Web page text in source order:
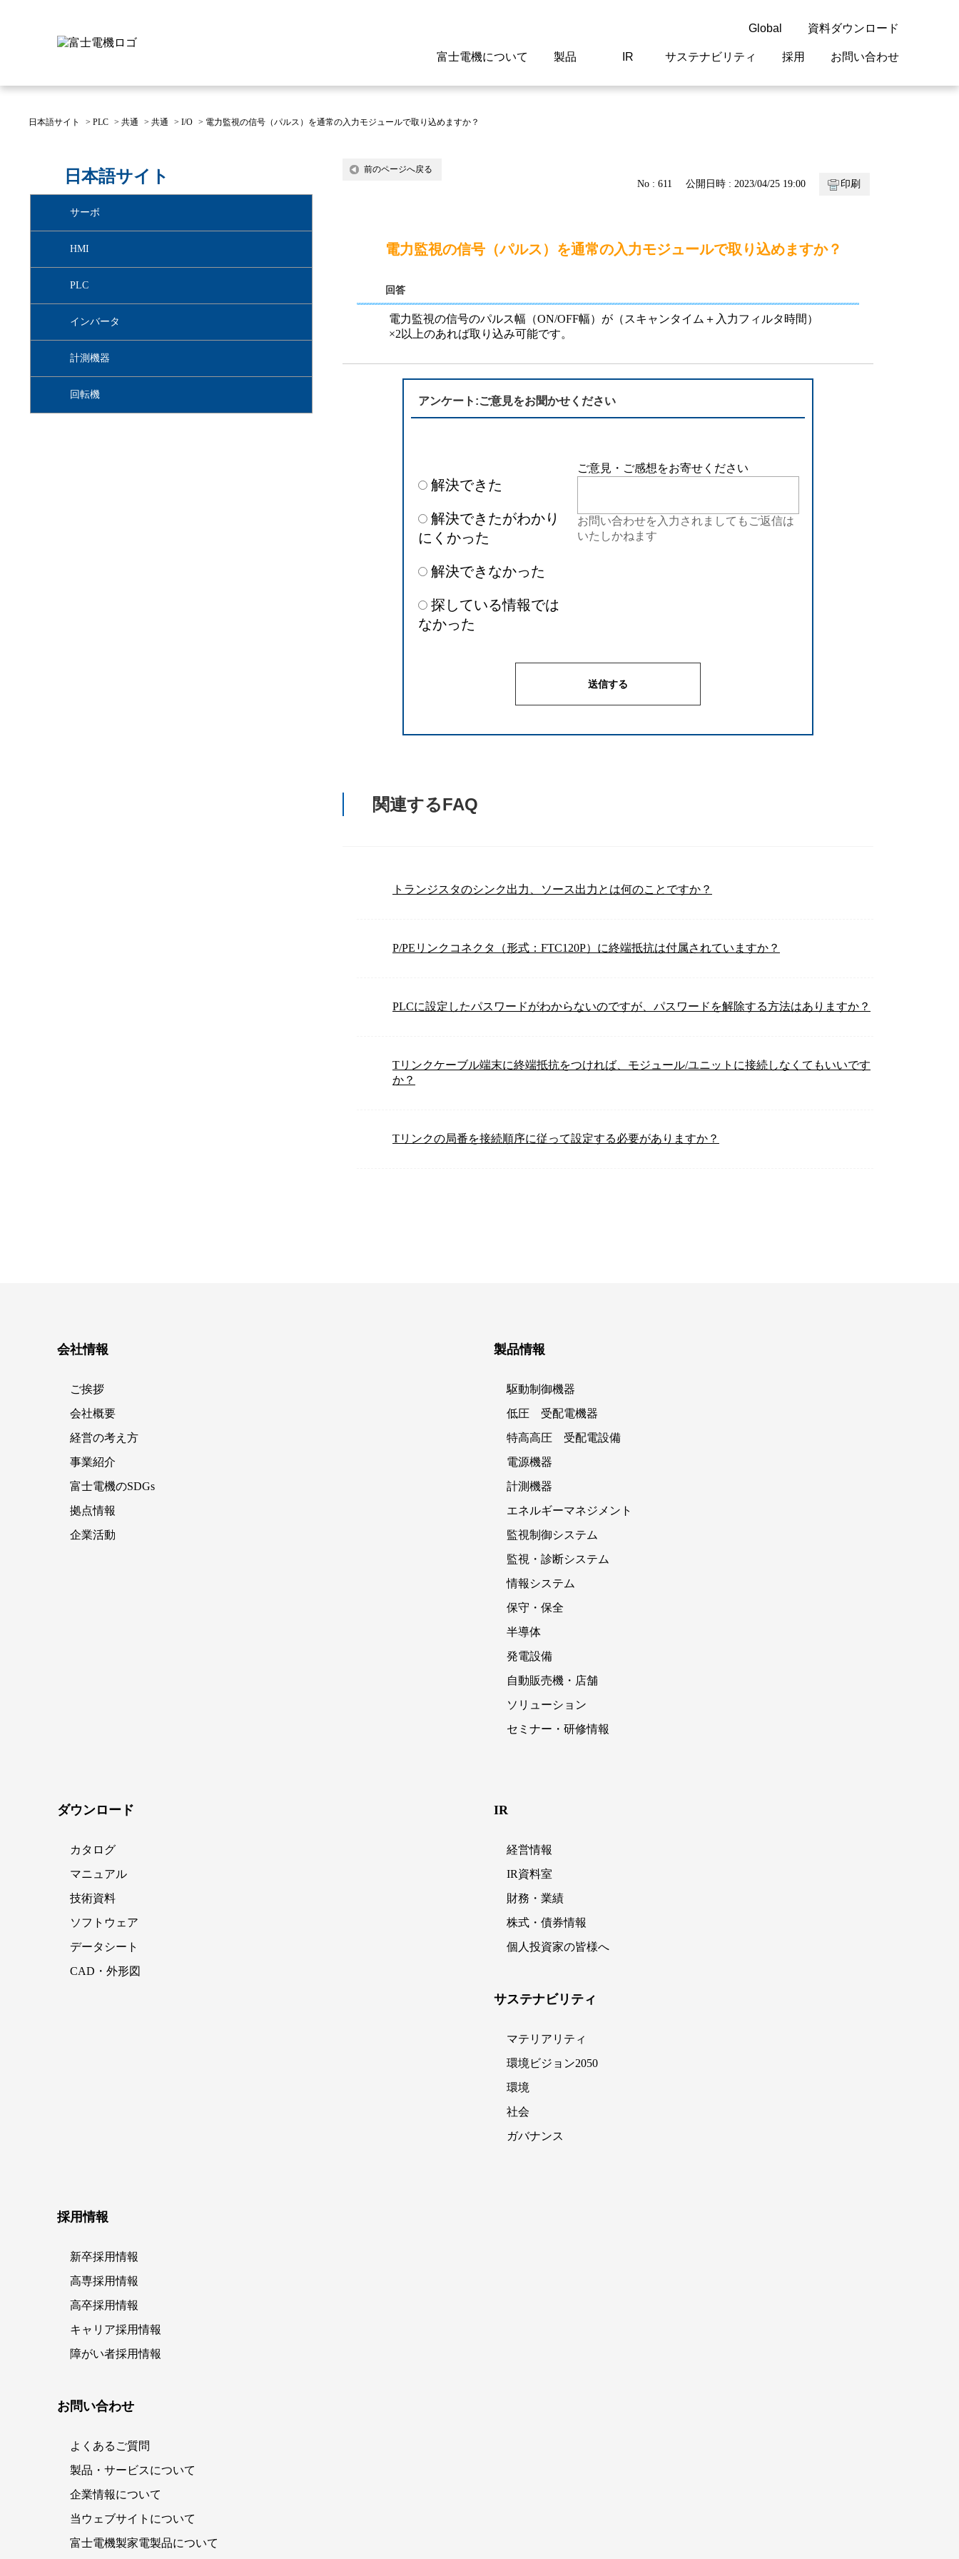
Global
閉じる
資料ダウンロード
富士電機について
富士電機についてのトップ
へ
ご挨拶
製品
駆動制御機器
情報システム 保守・保全
半導体
自動販売機・店舗 ソリューション
セミナー・研修情報
IR
株主・投資家情報のトップ
へ
経営情報
サステナビリティ
サステナビリティのトップ
へ
マテリアリティ
採用
新卒採用情報
お問い合わせ
よくあるご質問
日本語サイト > PLC > 共通 > 共通 > I/O > 電力監視の信号（パルス）を通常の入力モジュールで取り込めますか？
日本語サイト
サーボ
HMI
PLC
インバータ
計測機器
回転機
前のページへ戻る
No : 611 公開日時 : 2023/04/25 19:00 印刷
電力監視の信号（パルス）を通常の入力モジュールで取り込めますか？
回答
電力監視の信号のパルス幅（ON/OFF幅）が（スキャンタイム＋入力フィルタ時間）
×2以上のあれば取り込み可能です。
アンケート:ご意見をお聞かせください
解決できた
解決できたがわかり
にくかった
解決できなかった
探している情報では
なかった
ご意見・ご感想をお寄せください
お問い合わせを入力されましてもご返信は
いたしかねます
関連するFAQ
トランジスタのシンク出力、ソース出力とは何のことですか？
P/PEリンクコネクタ（形式：FTC120P）に終端抵抗は付属されていますか？
PLCに設定したパスワードがわからないのですが、パスワードを解除する方法はありますか？
Tリンクケーブル端末に終端抵抗をつければ、モジュール/ユニットに接続しなくてもいいです
か？
Tリンクの局番を接続順序に従って設定する必要がありますか？
会社情報
ご挨拶
会社概要
経営の考え方
事業紹介
富士電機のSDGs
拠点情報
企業活動
製品情報
駆動制御機器
低圧 受配電機器
特高高圧 受配電設備
電源機器
計測機器
エネルギーマネジメント
監視制御システム
監視・診断システム
情報システム
保守・保全
半導体
発電設備
自動販売機・店舗
ソリューション
セミナー・研修情報
ダウンロード
カタログ
マニュアル
技術資料
ソフトウェア
データシート
CAD・外形図
IR
経営情報
IR資料室
財務・業績
株式・債券情報
個人投資家の皆様へ
サステナビリティ
マテリアリティ
環境ビジョン2050
環境
社会
ガバナンス
採用情報
新卒採用情報
高専採用情報
高卒採用情報
キャリア採用情報
障がい者採用情報
お問い合わせ
よくあるご質問
製品・サービスについて
企業情報について
当ウェブサイトについて
富士電機製家電製品について